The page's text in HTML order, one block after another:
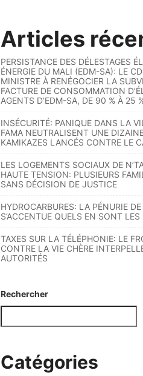
Articles
PERSISTANCE DES DÉLESTAGES
ÉNERGIE DU MALI (EDM-SA): LE
MINISTRE À RENÉGOCIER LA
FACTURE DE CONSOMMATION
AGENTS D’EDM-SA, DE 90 % À 25
INSÉCURITÉ: PANIQUE DANS LA
FAMA NEUTRALISENT UNE
KAMIKAZES LANCÉS CONTRE LE
LES LOGEMENTS SOCIAUX DE
HAUTE TENSION: PLUSIEURS
SANS DÉCISION DE JUSTICE
HYDROCARBURES: LA PÉNURIE
S’ACCENTUE QUELS EN SONT LES
TAXES SUR LA TÉLÉPHONIE: LE
CONTRE LA VIE CHÈRE
AUTORITÉS
Rechercher
Catégories